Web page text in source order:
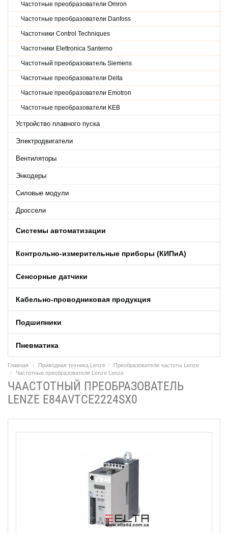
Частотные преобразователи Omron
Частотные преобразователи Danfoss
Частотники Control Techniques
Частотники Elettronica Santerno
Частотный преобразователь Siemens
Частотные преобразователи Delta
Частотные преобразователи Emotron
Частотные преобразователи KEB
Устройство плавного пуска
Электродвигатели
Вентиляторы
Энкодеры
Силовые модули
Дроссели
Системы автоматизации
Контрольно-измерительные приборы (КИПиA)
Сенсорные датчики
Кабельно-проводниковая продукция
Подшипники
Пневматика
Главная Приводная техника Lenze
Преобразователи частоты Lenze
Частотные преобразователи Lenze Lenze
ЧААСТОТНЫЙ ПРЕОБРАЗОВАТЕЛЬ
LENZE E84AVTCE2224SX0